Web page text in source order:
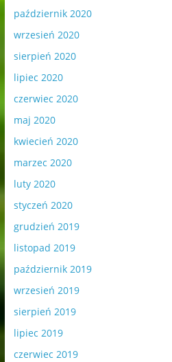
październik 2020
wrzesień 2020
sierpień 2020
lipiec 2020
czerwiec 2020
maj 2020
kwiecień 2020
marzec 2020
luty 2020
styczeń 2020
grudzień 2019
listopad 2019
październik 2019
wrzesień 2019
sierpień 2019
lipiec 2019
czerwiec 2019